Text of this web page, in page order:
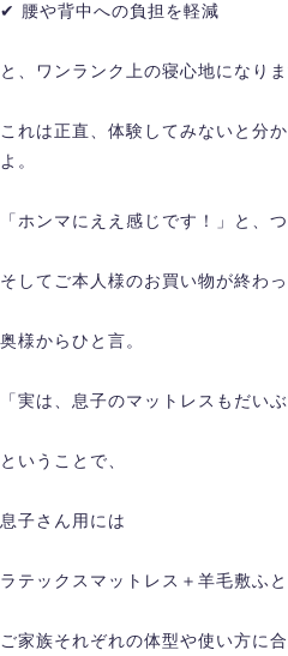
✔ 腰や背中への負担を軽減
と、ワンランク上の寝心地になりま
これは正直、体験してみないと分
よ。
「ホンマにええ感じです！」と、
そしてご本人様のお買い物が終わっ
奥様からひと言。
「実は、息子のマットレスもだい
ということで、
息子さん用には
ラテックスマットレス＋羊毛敷ふ
ご家族それぞれの体型や使い方に